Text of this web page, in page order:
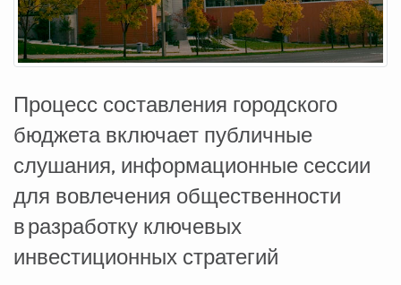
Процесс составления городского
бюджета включает публичные
слушания, информационные сессии
для вовлечения общественности
в разработку ключевых
инвестиционных стратегий